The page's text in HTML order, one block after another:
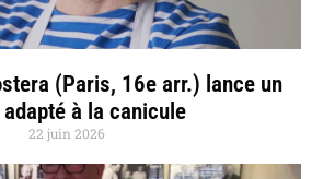
(Paris, 16e arr.) lance un
adapté à la canicule
22 juin 2026